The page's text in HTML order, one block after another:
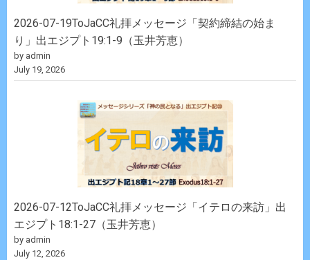
2026-07-19ToJaCC礼拝メッセージ「契約締結の始ま
り」出エジプト19:1-9（玉井芳恵）
by admin
July 19, 2026
2026-07-12ToJaCC礼拝メッセージ「イテロの来訪」出
エジプト18:1-27（玉井芳恵）
by admin
July 12, 2026